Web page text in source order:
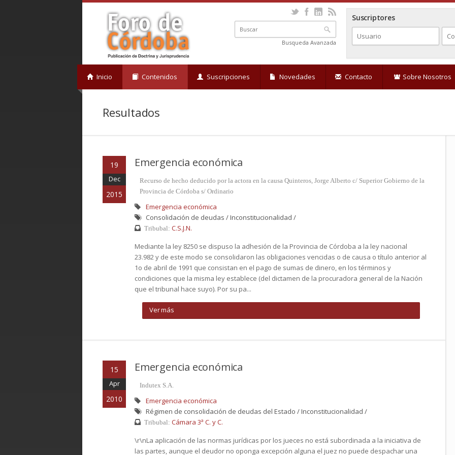
Busqueda Avanzada
Suscriptores
Inicio Contenidos Suscripciones Novedades Contacto Sobre Nosotros
Resultados
19
Dec
2015
Emergencia económica
Recurso de hecho deducido por la actora en la causa Quinteros, Jorge Alberto c/ Superior Gobierno de la
Provincia de Córdoba s/ Ordinario
Emergencia económica
Consolidación de deudas / Inconstitucionalidad /
Tribubal: C.S.J.N.
Mediante la ley 8250 se dispuso la adhesión de la Provincia de Córdoba a la ley nacional
23.982 y de este modo se consolidaron las obligaciones vencidas o de causa o título anterior al
1o de abril de 1991 que consistan en el pago de sumas de dinero, en los términos y
condiciones que la misma ley establece (del dictamen de la procuradora general de la Nación
que el tribunal hace suyo). Por su pa...
Ver más
15
Apr
2010
Emergencia económica
Indutex S.A.
Emergencia económica
Régimen de consolidación de deudas del Estado / Inconstitucionalidad /
Tribubal: Cámara 3ª C. y C.
\r\nLa aplicación de las normas jurídicas por los jueces no está subordinada a la iniciativa de
las partes, aunque el deudor no oponga excepción alguna el juez no puede despachar una